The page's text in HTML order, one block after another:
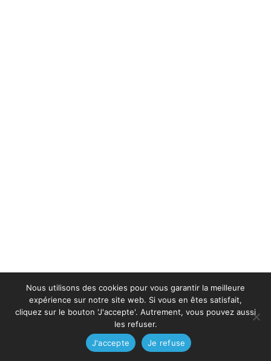
Nous utilisons des cookies pour vous garantir la meilleure
expérience sur notre site web. Si vous en êtes satisfait,
cliquez sur le bouton 'J'accepte'. Autrement, vous pouvez aussi
les refuser.
J'accepte
Je refuse